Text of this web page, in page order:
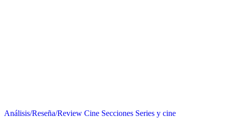
Análisis/Reseña/Review Cine Secciones Series y cine